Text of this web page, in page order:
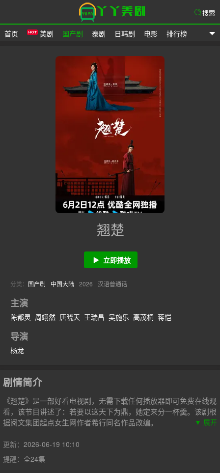
首页 美剧 国产剧 泰剧 日韩剧 电影 排行榜
搜索
翘楚
立即播放
分类： 国产剧 中国大陆 2026 汉语普通话
主演
陈都灵 周翊然 唐晓天 王瑞昌 吴施乐 高茂桐 蒋恺
导演
杨龙
剧情简介
《翘楚》是一部好看电视剧，无需下载任何播放器即可免费在线观
看，该节目讲述了：若要以这天下为鼎，她定来分一杯羹。该剧根
据阅文集团起点女生网作者希行同名作品改编。
▼ 展开
更新： 2026-06-19 10:10
提醒： 全24集